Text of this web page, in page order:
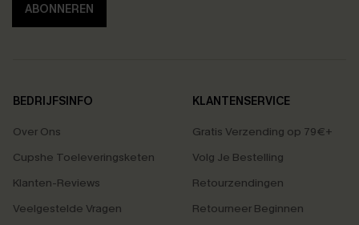
ABONNEREN
BEDRIJFSINFO
Over Ons
Cupshe Toeleveringsketen
Klanten-Reviews
Veelgestelde Vragen
KLANTENSERVICE
Gratis Verzending op 79€+
Volg Je Bestelling
Retourzendingen
Retourneer Beginnen